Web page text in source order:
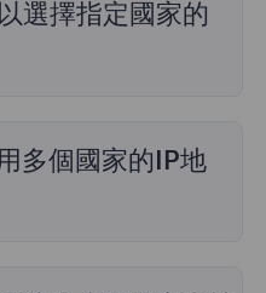
選擇指定國家的
代理提供36個國家的代
需的國家。
多個國家的IP地